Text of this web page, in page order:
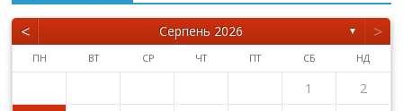
< Серпень 2026 ▼ >
ПН ВТ СР ЧТ ПТ СБ НД
1
2